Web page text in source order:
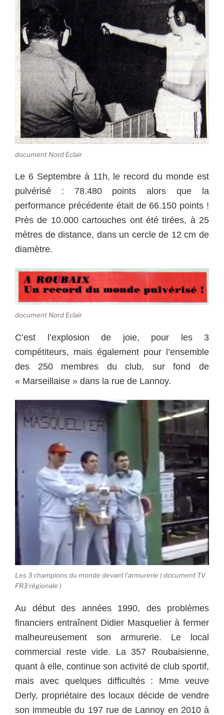
document Nord Eclair
Le 6 Septembre à 11h, le record du monde est
pulvérisé : 78.480 points alors que la
performance précédente était de 66.150 points !
Près de 10.000 cartouches ont été tirées, à 25
mètres de distance, dans un cercle de 12 cm de
diamètre.
document Nord Eclair
C’est l’explosion de joie, pour les 3
compétiteurs, mais également pour l’ensemble
des 250 membres du club, sur fond de
« Marseillaise » dans la rue de Lannoy.
Les 3 champions du monde devant l’armurerie ( document TV
FR3 régionale )
Au début des années 1990, des problèmes
financiers entraînent Didier Masquelier à fermer
malheureusement son armurerie. Le local
commercial reste vide. La 357 Roubaisienne,
quant à elle, continue son activité de club sportif,
mais avec quelques difficultés : Mme veuve
Derly, propriétaire des locaux décide de vendre
son immeuble du 197 rue de Lannoy en 2010 à